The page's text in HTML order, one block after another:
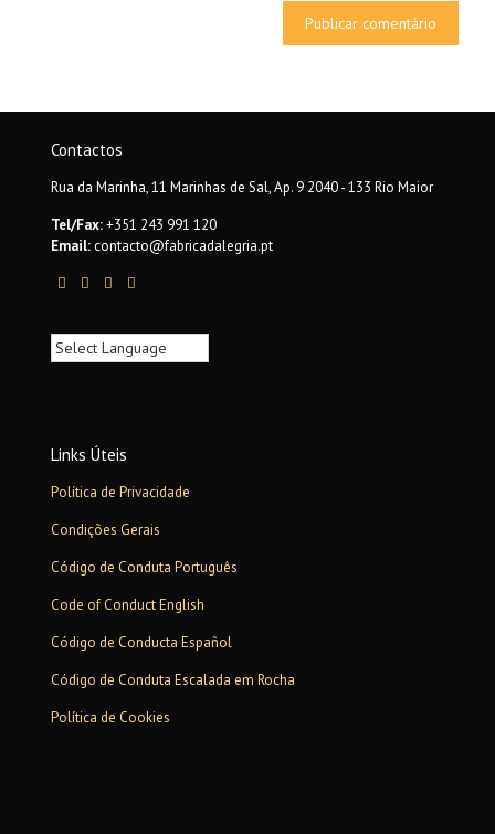
Contactos
Rua da Marinha, 11 Marinhas de Sal, Ap. 9 2040 - 133 Rio Maior
Tel/Fax:+351 243 991 120
Email:contacto@fabricadalegria.pt
Links Úteis
Política de Privacidade
Condições Gerais
Código de Conduta Português
Code of Conduct English
Código de Conducta Español
Código de Conduta Escalada em Rocha
Política de Cookies